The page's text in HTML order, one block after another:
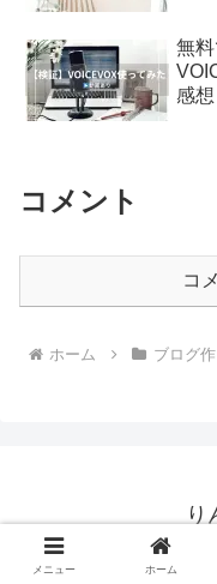
無
感想
コメント
コ
ホーム ブログ
り
©
メニュー ホーム